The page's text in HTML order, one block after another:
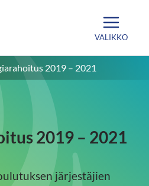
VALIKKO
2019 – 2021
2019 – 2021
järjestäjien